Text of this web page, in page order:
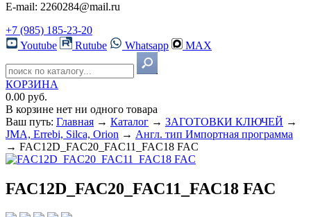
E-mail: 2260284@mail.ru
+7 (985) 185-23-20
Youtube
Rutube Whatsapp MAX
КОРЗИНА
0.00 руб.
В корзине нет ни одного товара
Ваш путь: Главная → Каталог → ЗАГОТОВКИ КЛЮЧЕЙ →
JMA, Errebi, Silca, Orion → Англ. тип Импортная программа
→ FAC12D_FAC20_FAC11_FAC18 FAC
FAC12D_FAC20_FAC11_FAC18 FAC